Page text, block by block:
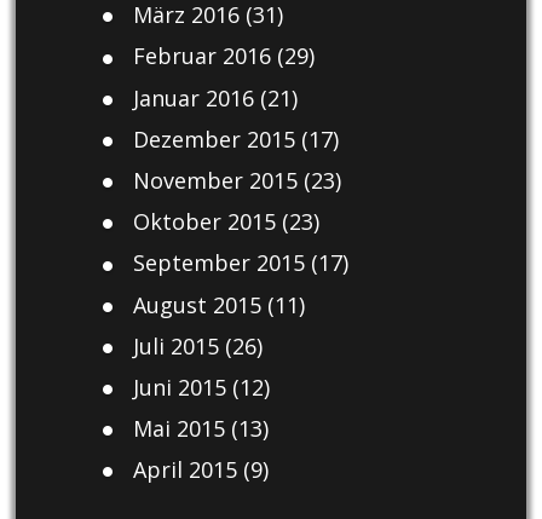
März 2016(31)
Februar 2016(29)
Januar 2016(21)
Dezember 2015(17)
November 2015(23)
Oktober 2015(23)
September 2015(17)
August 2015(11)
Juli 2015(26)
Juni 2015(12)
Mai 2015(13)
April 2015(9)